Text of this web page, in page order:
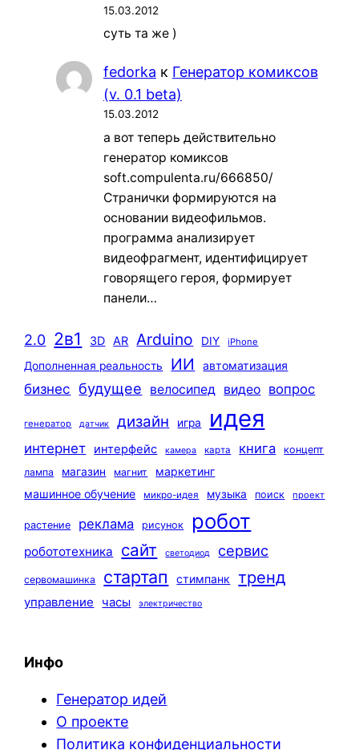
15.03.2012
суть та же )
fedorka к Генератор комиксов
(v. 0.1 beta)
15.03.2012
а вот теперь действительно
генератор комиксов
soft.compulenta.ru/666850/
Странички формируются на
основании видеофильмов.
программа анализирует
видеофрагмент, идентифицирует
говорящего героя, формирует
панели…
2.0 2в1 3D AR Arduino DIY iPhone
Дополненная реальность ИИ автоматизация
бизнес будущее велосипед видео вопрос
генератор датчик дизайн игра идея
интернет интерфейс камера карта книга
концепт
лампа
магазин магнит
маркетинг
машинное обучение
микро-идея музыка поиск проект
растение реклама рисунок робот
робототехника сайт светодиод сервис
сервомашинка стартап стимпанк тренд
управление часы электричество
Инфо
Генератор идей
О проекте
Политика конфиденциальности